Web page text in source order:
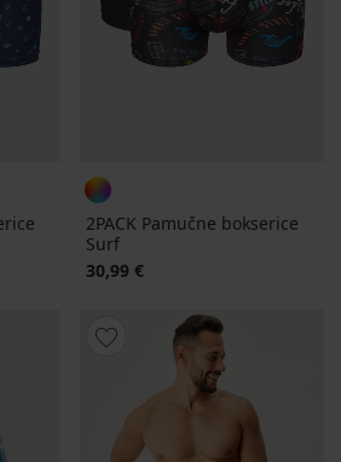
2PACK Pamučne bokserice
Surf
30,99 €